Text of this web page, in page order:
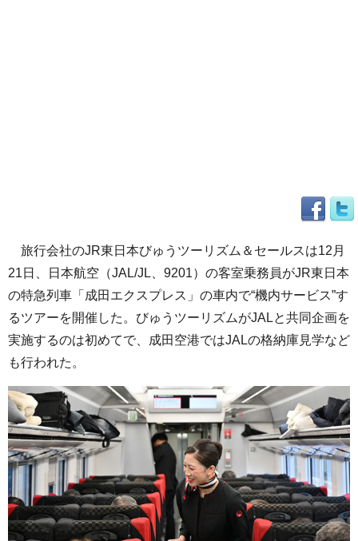
旅行会社のJR東日本びゅうツーリズム＆セールスは12月
21日、日本航空（JAL/JL、9201）の客室乗務員がJR東日本
の特急列車「成田エクスプレス」の車内で“機内サービス”す
るツアーを開催した。びゅうツーリズムがJALと共同企画を
実施するのは初めてで、成田空港ではJALの格納庫見学など
も行われた。